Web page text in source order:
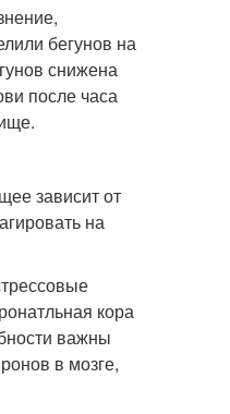
бегунов на
снижена
после часа
зависит от
на
кора
важны
в мозге,